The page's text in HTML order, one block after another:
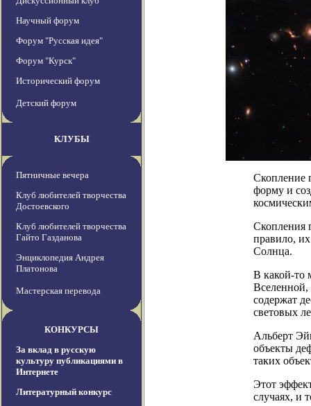
Научный форум
Форум "Русская идея"
Форум "Курск"
Исторический форум
Детский форум
КЛУБЫ
Пятничные вечера
Клуб любителей творчества
Достоевского
Клуб любителей творчества
Гайто Газданова
Энциклопедия Андрея
Платонова
Мастерская перевода
КОНКУРСЫ
За вклад в русскую
культуру публикациями в
Интернете
Литературный конкурс
Скопление
форму и
Скопления
правило,
Солнца.
В какой-то
Вселенной,
содержат
световых
Альберт
объекты
таких
Этот
случаях, и